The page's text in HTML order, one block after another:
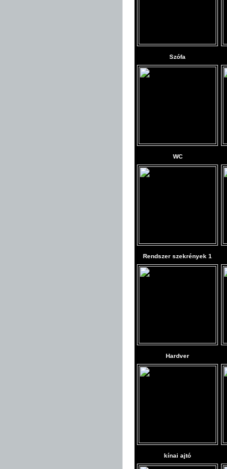
Szófa
WC
Rendszer szekrények 1
Hardver
kínai ajtó